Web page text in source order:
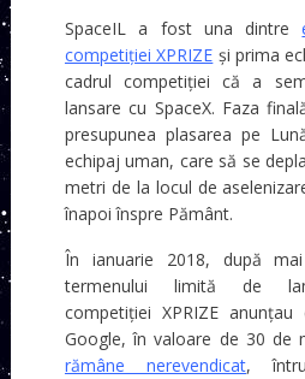
SpaceIL a fost una dintre
competiției XPRIZE și prima
cadrul competiției că a
lansare cu SpaceX. Faza
presupunea plasarea pe
echipaj uman, care să se
metri de la locul de
înapoi înspre Pământ.
În ianuarie 2018, după
termenului limită de
competiției XPRIZE
Google, în valoare de 30 de
rămâne nerevendicat,